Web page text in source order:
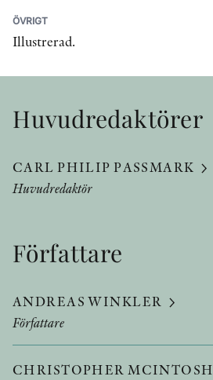
ÖVRIGT
Illustrerad.
Huvudredaktörer
CARL PHILIP PASSMARK
Huvudredaktör
Författare
ANDREAS WINKLER
Författare
CHRISTOPHER MCINTOSH